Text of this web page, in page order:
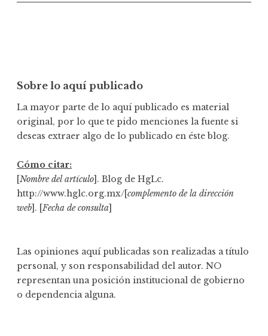
a
c
i
ó
d
e
e
n
r
a
d
a
Sobre lo aquí publicado
La mayor parte de lo aquí publicado es material
original, por lo que te pido menciones la fuente si
deseas extraer algo de lo publicado en éste blog.
Cómo citar:
[Nombre del artículo]. Blog de HgLc.
http://www.hglc.org.mx/[complemento de la dirección
web]. [Fecha de consulta]
Las opiniones aquí publicadas son realizadas a título
personal, y son responsabilidad del autor. NO
representan una posición institucional de gobierno
o dependencia alguna.